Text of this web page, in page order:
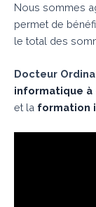
Nous sommes
permet de
le total des
Docteur
informatique à
et la formation